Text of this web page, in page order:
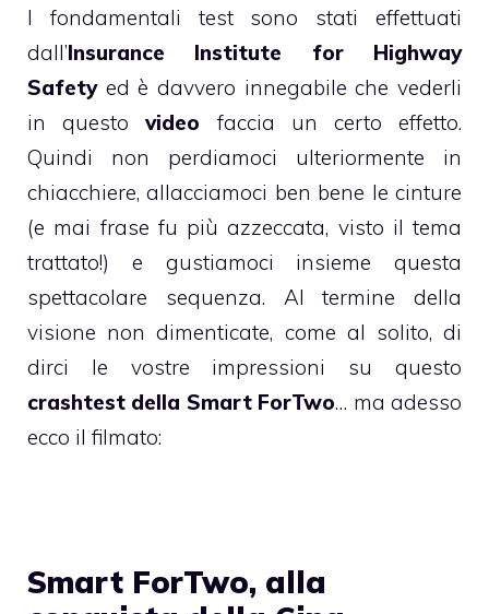
I fondamentali test sono stati effettuati
dall’Insurance Institute for Highway
Safetyed è davvero innegabile che vederli
in questovideo faccia un certo effetto.
Quindi non perdiamoci ulteriormente in
chiacchiere, allacciamoci ben bene le cinture
(e mai frase fu più azzeccata, visto il tema
trattato!) e gustiamoci insieme questa
spettacolare sequenza. Al termine della
visione non dimenticate, come al solito, di
dirci le vostre impressioni su questo
crashtest della Smart ForTwo… ma adesso
ecco il filmato:
Smart ForTwo, alla